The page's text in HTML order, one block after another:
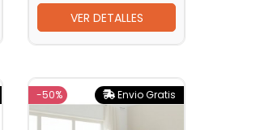
VER DETALLES
Envio Gratis
-50%